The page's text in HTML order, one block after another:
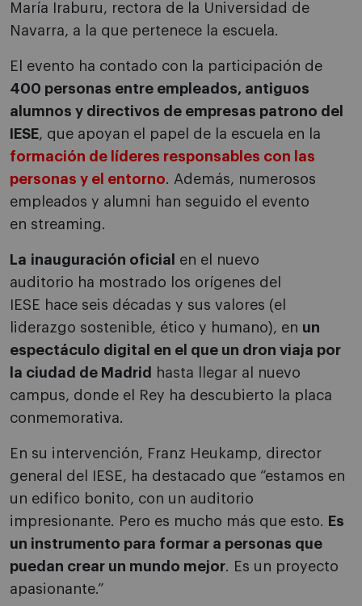
María Iraburu, rectora de la Universidad de
Navarra, a la que pertenece la escuela.
El evento ha contado con la participación de
400 personas entre empleados, antiguos
alumnos y directivos de empresas patrono del
IESE, que apoyan el papel de la escuela en la
formación de líderes responsables con las
personas y el entorno. Además, numerosos
empleados y alumni han seguido el evento
en streaming.
La inauguración oficial en el nuevo
auditorio ha mostrado los orígenes del
IESE hace seis décadas y sus valores (el
liderazgo sostenible, ético y humano), en un
espectáculo digital en el que un dron viaja por
la ciudad de Madrid
hasta llegar al nuevo
campus, donde el Rey ha descubierto la placa
conmemorativa.
En su intervención, Franz Heukamp, director
general del IESE, ha destacado que “estamos en
un edifico bonito, con un auditorio
impresionante. Pero es mucho más que esto. Es
un instrumento para formar a personas que
puedan crear un mundo mejor. Es un proyecto
apasionante.”